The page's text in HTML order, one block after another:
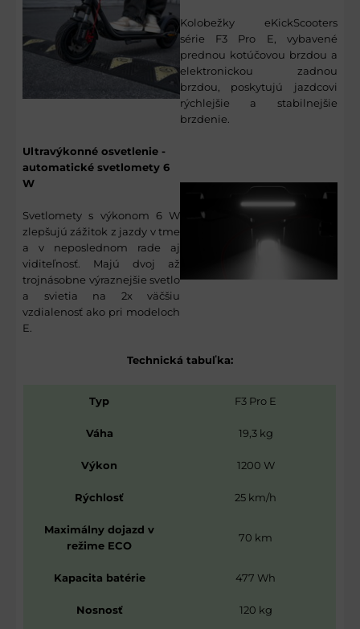
Kolobežky eKickScooters
série F3 Pro E, vybavené
prednou kotúčovou brzdou a
elektronickou zadnou
brzdou, poskytujú jazdcovi
rýchlejšie a stabilnejšie
brzdenie.
Ultravýkonné osvetlenie -
automatické svetlomety 6
W
Svetlomety s výkonom 6 W
zlepšujú zážitok z jazdy v tme
a v neposlednom rade aj
viditeľnosť. Majú dvoj až
trojnásobne výraznejšie svetlo
a svietia na 2x väčšiu
vzdialenosť ako pri modeloch
E.
Technická tabuľka:
Typ F3 Pro E
Váha 19,3 kg
Výkon 1200 W
Rýchlosť 25 km/h
Maximálny dojazd v
režime ECO
70 km
Kapacita batérie 477 Wh
Nosnosť 120 kg